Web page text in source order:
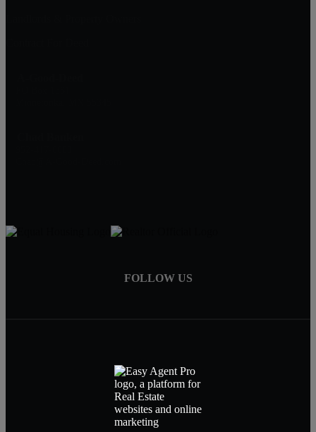
FOLLOW US